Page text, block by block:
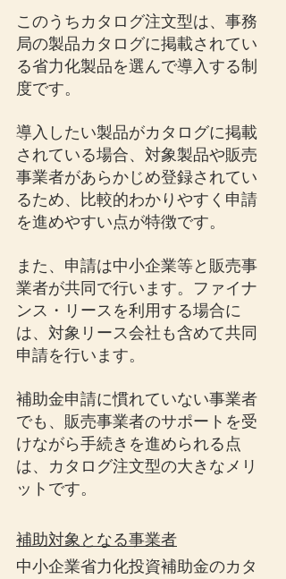
このうちカタログ注文型は、事務
局の製品カタログに掲載されてい
る省力化製品を選んで導入する制
度です。
導入したい製品がカタログに掲載
されている場合、対象製品や販売
事業者があらかじめ登録されてい
るため、比較的わかりやすく申請
を進めやすい点が特徴です。
また、申請は中小企業等と販売事
業者が共同で行います。ファイナ
ンス・リースを利用する場合に
は、対象リース会社も含めて共同
申請を行います。
補助金申請に慣れていない事業者
でも、販売事業者のサポートを受
けながら手続きを進められる点
は、カタログ注文型の大きなメリ
ットです。
補助対象となる事業者
中小企業省力化投資補助金のカタ